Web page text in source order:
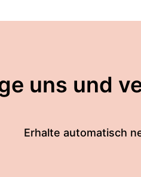
schmutzig.
uns und
Erhalte automatisch